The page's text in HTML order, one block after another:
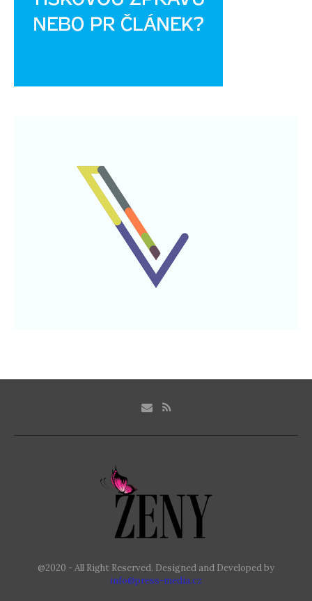
@2020 - All Right Reserved. Designed and Developed by
info@press-media.cz